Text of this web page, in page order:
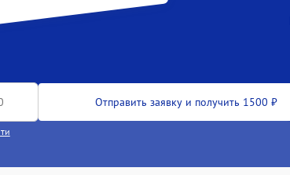
Отправить заявку и получить 1500 ₽